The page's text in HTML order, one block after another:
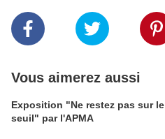
Vous aimerez aussi
Exposition "Ne restez pas sur le
seuil" par l'APMA